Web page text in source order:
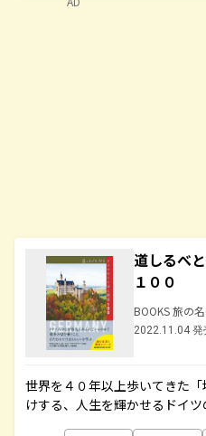
道しるべ
１００
BOOKS 旅の
2022.11.04 発
世界を４０年以上歩いてきた
けする、人生を輝かせるドイ